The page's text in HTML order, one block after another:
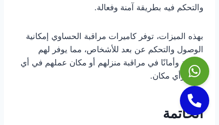
والتحكم فيه بطريقة آمنة وفعالة.
بهذه الميزات، توفر كاميرات مراقبة الحساوي إمكانية
الوصول والتحكم عن بعد للأشخاص، مما يوفر لهم
سهولة وأمانًا في مراقبة منزلهم أو مكان عملهم في أي
وقت وأي مكان.
الخاتمة